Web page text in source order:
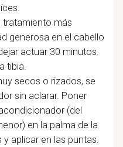
tratamiento más
generosa en el cabello
actuar 30 minutos.
tibia.
secos o rizados, se
sin aclarar. Poner
(del
en la palma de la
aplicar en las puntas.